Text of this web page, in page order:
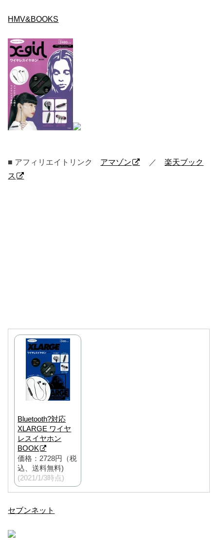
HMV&BOOKS
■ アフィリエイトリンク アマゾン ／楽天ブック
ス
Bluetooth?対応
XLARGE ワイヤ
レスイヤホン
BOOK
価格：2728円（税
込、送料無料)
(2021/1/3時点)
セブンネット